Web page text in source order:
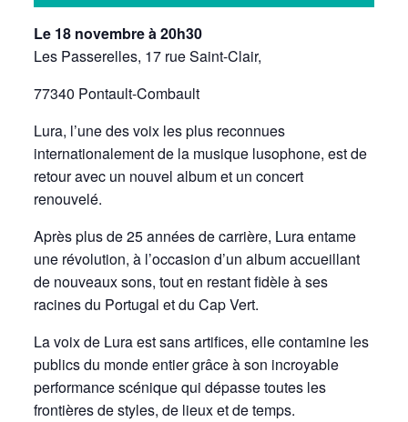
Le 18 novembre à 20h30
Les Passerelles, 17 rue Saint-Clair,
77340 Pontault-Combault
Lura, l’une des voix les plus reconnues
internationalement de la musique lusophone, est de
retour avec un nouvel album et un concert
renouvelé.
Après plus de 25 années de carrière, Lura entame
une révolution, à l’occasion d’un album accueillant
de nouveaux sons, tout en restant fidèle à ses
racines du Portugal et du Cap Vert.
La voix de Lura est sans artifices, elle contamine les
publics du monde entier grâce à son incroyable
performance scénique qui dépasse toutes les
frontières de styles, de lieux et de temps.